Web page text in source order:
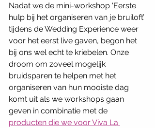
Nadat we de mini-workshop ‘Eerste
hulp bij het organiseren van je bruiloft’
tijdens de Wedding Experience weer
voor het eerst live gaven, begon het
bij ons wel echt te kriebelen. Onze
droom om zoveel mogelijk
bruidsparen te helpen met het
organiseren van hun mooiste dag
komt uit als we workshops gaan
geven in combinatie met de
producten die we voor Viva La